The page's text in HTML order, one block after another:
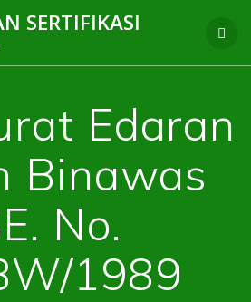
to
SERTIFIKASI
Edaran
Binawas
No.
1989